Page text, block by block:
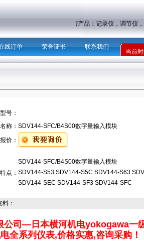
主营产品：记录仪，调节仪，
线订单 荣誉证书 联系我们
当前时
号：
称： SDV144-SFC/B4S00数字量输入模块
价：
点：
SDV144-SFC/B4S00数字量输入模块
SDV144-S53 SDV144-S5C SDV144-S63
SDV144-SEC SDV144-SF3 SDV144-SFC
：
公司—日本横河机电yokogawa一
全系列仪表,价格实惠,咨询采购！